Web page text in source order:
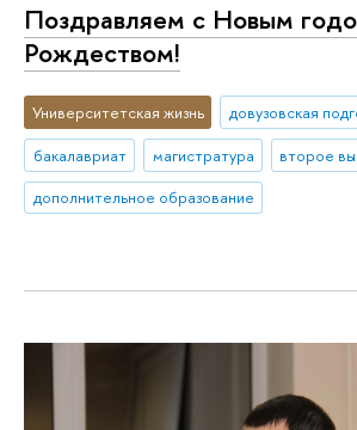
Поздравляем с Новым
Рождеством!
Университетская жизнь
довузовская
бакалавриат
магистратура
второе
дополнительное образование